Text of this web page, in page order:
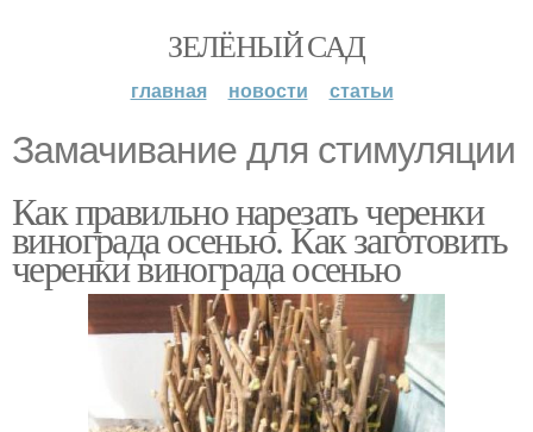
ЗЕЛЁНЫЙ САД
главная новости статьи
Замачивание для стимуляции
Как правильно нарезать черенки
винограда осенью. Как заготовить
черенки винограда осенью